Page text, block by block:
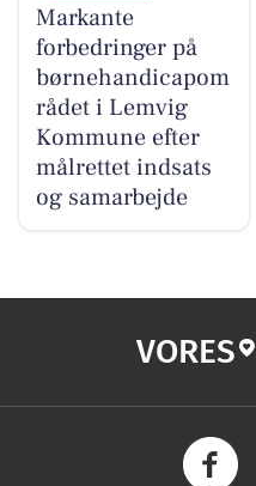
Markante
forbedringer på
børnehandicapom
rådet i Lemvig
Kommune efter
målrettet indsats
og samarbejde
VORES